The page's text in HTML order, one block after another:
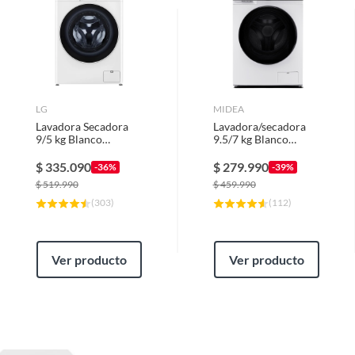
original y con boleta. Según se indica en términos y
condiciones. Serás contactado hasta en 2 días hábiles una
vez recibido tu producto, luego de eso se hará la
coordinación de los trabajos. El horario del servicio es de
lunes a viernes de 09:00 a 19:00 h y sábados de 09:00 a
LG
Lavadora Secadora
9/5 kg Blanco
$ 335.090 -36%
$519.990
(303)
Ver producto
MIDEA
Lavadora/secadora
9.5/7 kg Blanco
$ 279.990 -39%
$459.990
( 112)
Ver producto